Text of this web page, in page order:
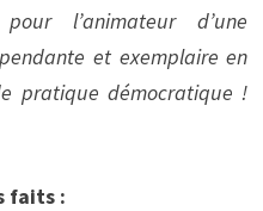
l’animateur d’une
et exemplaire en
pratique démocratique !
faits :